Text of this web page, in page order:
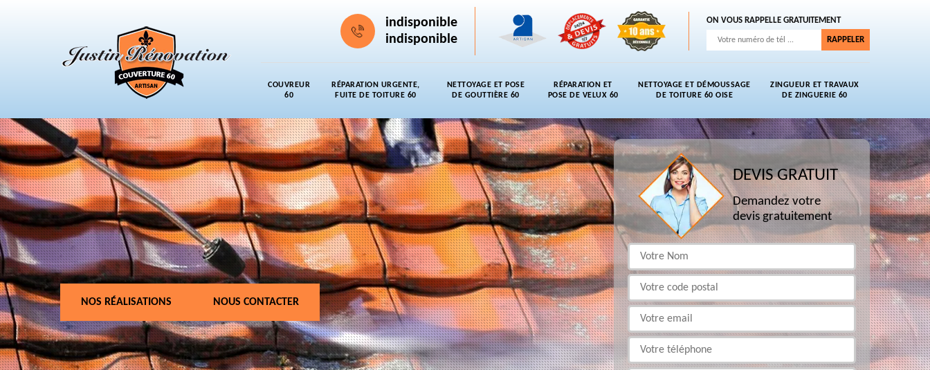
indisponible
indisponible
ON VOUS RAPPELLE GRATUITEMENT
COUVREUR
60
RÉPARATION URGENTE,
FUITE DE TOITURE 60
NETTOYAGE ET POSE
DE GOUTTIÈRE 60
RÉPARATION ET
POSE DE VELUX 60
NETTOYAGE ET DÉMOUSSAGE
DE TOITURE 60 OISE
ZINGUEUR ET TRAVAUX
DE ZINGUERIE 60
NOS RÉALISATIONS NOUS CONTACTER
DEVIS GRATUIT
Demandez votre
devis gratuitement